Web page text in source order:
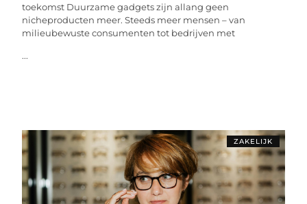
toekomst Duurzame gadgets zijn allang geen
nicheproducten meer. Steeds meer mensen – van
milieubewuste consumenten tot bedrijven met
...
ZAKELIJK